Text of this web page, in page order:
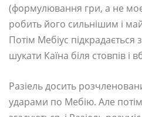
(формулювання гри, а не
робить його сильнішим і
Потім Мебіус підкрадається
шукати Каїна біля стовпів і
Разіель досить
ударами по Мебію. Але потім